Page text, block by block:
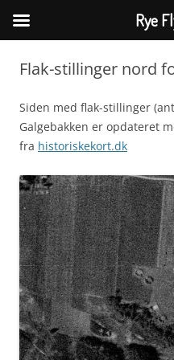
Hop
indhold
Flak-stillinger nord
Siden med flak-stillinger
Galgebakken er opdateret
fra historiskekort.dk
Rye